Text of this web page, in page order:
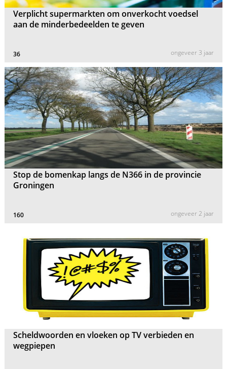
Verplicht supermarkten om onverkocht voedsel
aan de minderbedeelden te geven
36 ongeveer 3 jaar
Stop de bomenkap langs de N366 in de provincie
Groningen
160 ongeveer 2 jaar
Scheldwoorden en vloeken op TV verbieden en
wegpiepen